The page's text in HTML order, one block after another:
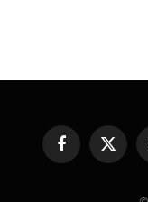
FacebookX
(Twitter)